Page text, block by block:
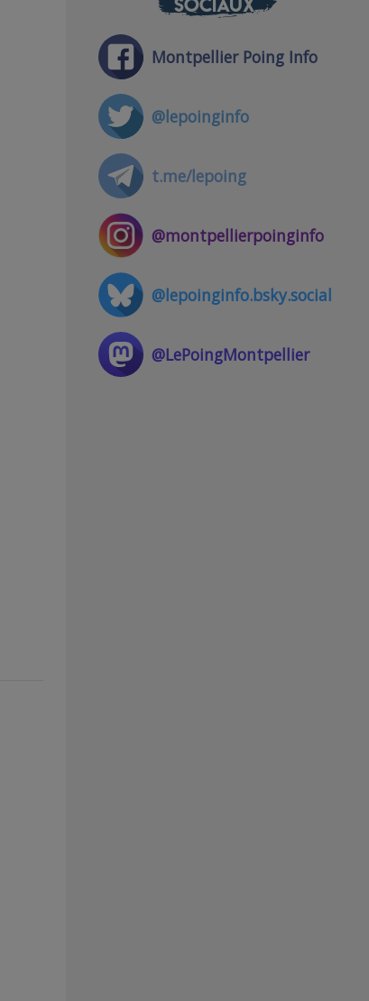
Montpellier Poing Info
@lepoinginfo
t.me/lepoing
@montpellierpoinginfo
@lepoinginfo.bsky.social
@LePoingMontpellier